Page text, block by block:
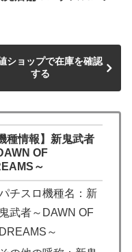
ショップで在庫を確認
する
種情報】新鬼武者
OF
～
チスロ機種名：新
鬼武者～DAWN OF
DREAMS～